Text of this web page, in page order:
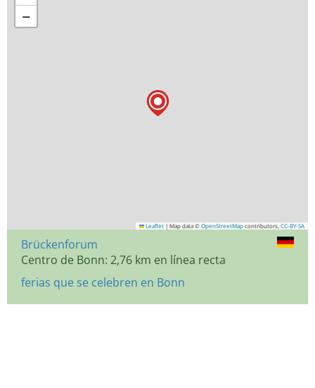
−
Leaflet | Map data © OpenStreetMap contributors, CC-BY-SA
Brückenforum
Centro de Bonn: 2,76 km en línea recta
ferias que se celebren en Bonn